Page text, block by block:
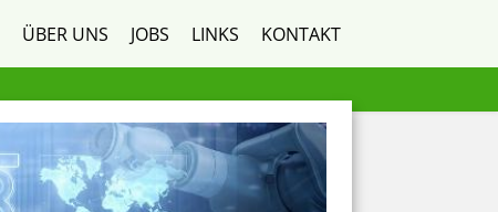
ÜBER UNS JOBS LINKS KONTAKT